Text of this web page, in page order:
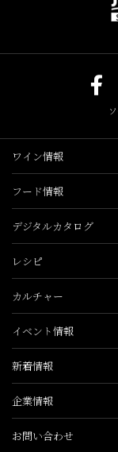
ワイン情報
フード情報
デジタルカタログ
レシピ
カルチャー
イベント情報
新着情報
企業情報
お問い合わせ